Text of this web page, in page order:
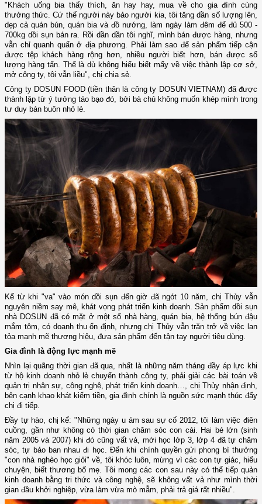
"Khách uống bia thấy thích, ăn hay hay, mua về cho gia đình cùng
thưởng thức. Cứ thế người này bảo người kia, tôi tăng dần số lượng lên,
dẹp cả quán bún, quán bia và đồ nướng, làm ngày làm đêm để đủ 500 -
700kg dồi sụn bán ra. Rồi dần dần tôi nghĩ, mình bán được hàng, nhưng
vẫn chỉ quanh quẩn ở địa phương. Phải làm sao để sản phẩm tiếp cận
được tệp khách hàng rộng hơn, nhiều người biết hơn, bán được số
lượng hàng tấn. Thế là dù không hiểu biết mấy về việc thành lập cơ sở,
mở công ty, tôi vẫn liều", chị chia sẻ.
Công ty DOSUN FOOD (tiền thân là công ty DOSUN VIETNAM) đã được
thành lập từ ý tưởng táo bạo đó, bởi bà chủ không muốn khép mình trong
tư duy bán buôn nhỏ lẻ.
Kể từ khi "va" vào món dồi sụn đến giờ đã ngót 10 năm, chị Thủy vẫn
nguyên niềm say mê, khát vọng phát triển kinh doanh. Sản phẩm dồi sụn
nhà DOSUN đã có mặt ở một số nhà hàng, quán bia, hệ thống bún đậu
mắm tôm, có doanh thu ổn định, nhưng chị Thủy vẫn trăn trở về việc lan
tỏa mạnh mẽ thương hiệu, đưa sản phẩm đến tận tay người tiêu dùng.
Gia đình là động lực mạnh mẽ
Nhìn lại quãng thời gian đã qua, nhất là những năm tháng đầy áp lực khi
từ hộ kinh doanh nhỏ lẻ chuyển thành công ty, phải giải các bài toán về
quản trị nhân sự, công nghệ, phát triển kinh doanh…, chị Thủy nhận định,
bên cạnh khao khát kiếm tiền, gia đình chính là nguồn sức mạnh thúc đẩy
chị đi tiếp.
Đầy tự hào, chị kể: "Những ngày u ám sau sự cố 2012, tôi làm việc điên
cuồng, gần như không có thời gian chăm sóc con cái. Hai bé lớn (sinh
năm 2005 và 2007) khi đó cũng vất vả, mới học lớp 3, lớp 4 đã tự chăm
sóc, tự bảo ban nhau đi học. Đến khi chính quyền gửi phong bì thưởng
"con nhà nghèo học giỏi" về, tôi khóc luôn, mừng vì các con tự giác, hiểu
chuyện, biết thương bố mẹ. Tôi mong các con sau này có thể tiếp quản
kinh doanh bằng tri thức và công nghệ, sẽ không vất vả như mình thời
gian đầu khởi nghiệp, vừa làm vừa mò mẫm, phải trả giá rất nhiều".